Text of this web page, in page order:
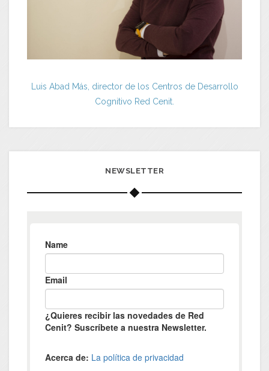
Luis Abad Más, director de los Centros de Desarrollo
Cognitivo Red Cenit.
NEWSLETTER